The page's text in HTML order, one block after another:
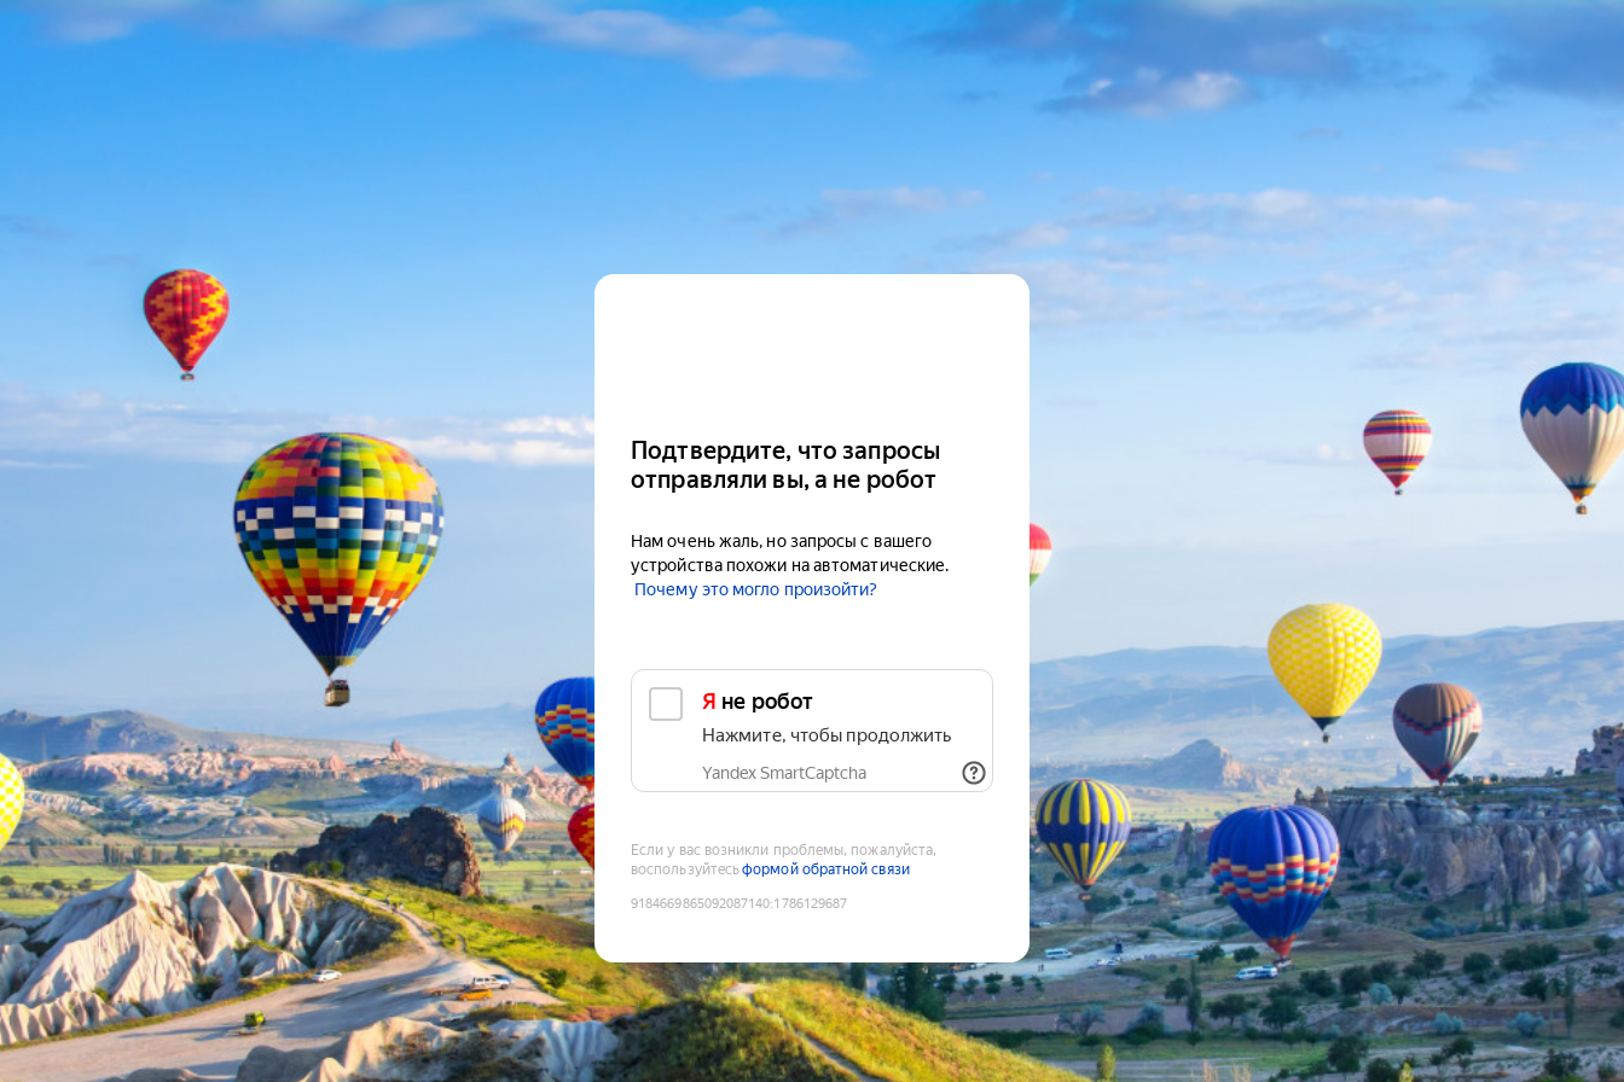
Подтвердите, что запросы
отправляли вы, а не робот
Нам очень жаль, но запросы с вашего
устройства похожи на автоматические.
Почему это могло произойти?
Я не робот
Нажмите, чтобы продолжить
Yandex SmartCaptcha
Если у вас возникли проблемы, пожалуйста,
воспользуйтесьформой обратной связи
9184669865092087140:1786129687